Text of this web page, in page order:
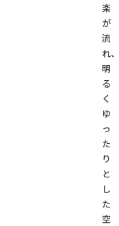
楽
が
流
れ、
明
る
く
ゆ
っ
た
り
と
し
た
空